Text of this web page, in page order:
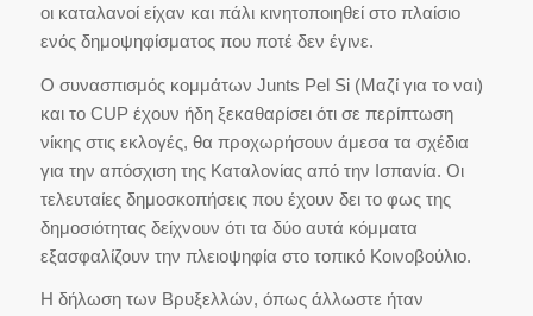
οι καταλανοί είχαν και πάλι κινητοποιηθεί στο πλαίσιο
ενός δημοψηφίσματος που ποτέ δεν έγινε.
Ο συνασπισμός κομμάτων Junts Pel Si (Μαζί για το ναι)
και το CUP έχουν ήδη ξεκαθαρίσει ότι σε περίπτωση
νίκης στις εκλογές, θα προχωρήσουν άμεσα τα σχέδια
για την απόσχιση της Καταλονίας από την Ισπανία. Οι
τελευταίες δημοσκοπήσεις που έχουν δει το φως της
δημοσιότητας δείχνουν ότι τα δύο αυτά κόμματα
εξασφαλίζουν την πλειοψηφία στο τοπικό Κοινοβούλιο.
Η δήλωση των Βρυξελλών, όπως άλλωστε ήταν